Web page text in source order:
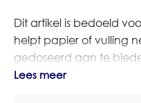
Dit artikel is bedoeld
helpt papier of vulling
gedoseerd aan te
altijd de maatvoering,
Lees meer